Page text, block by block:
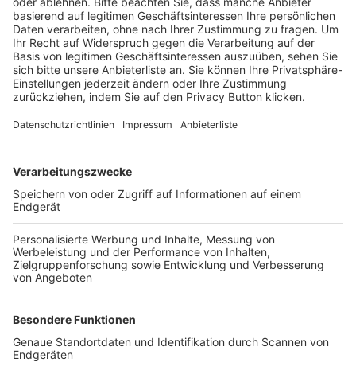
BFV-Geschäftsstellen
Trainerbörse
Login SpielPlus
FOLGE DEM BFV
TOP-VEREINE
TOP-PARTNER